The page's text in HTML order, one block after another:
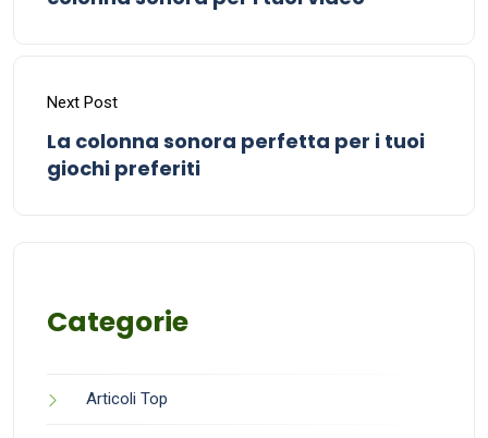
Next Post
La colonna sonora perfetta per i tuoi
giochi preferiti
Categorie
Articoli Top